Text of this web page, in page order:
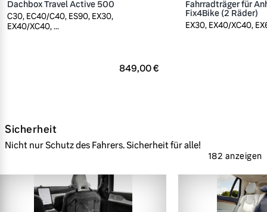
Dachbox Travel Active 500
C30, EC40/C40, ES90, EX30,
EX40/XC40, ...
849,00 €
Fahrradträger für
Fix4Bike (2 Räder)
EX30, EX40/XC40,
Sicherheit
Nicht nur Schutz des Fahrers. Sicherheit für alle!
182 anzeigen